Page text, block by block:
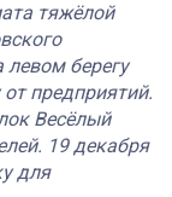
тяжёлой
берегу
предприятий.
Весёлый
19 декабря
для